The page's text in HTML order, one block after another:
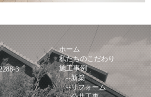
3
ホーム
私たちのこだわり
施工事例
--新築
--リフォーム